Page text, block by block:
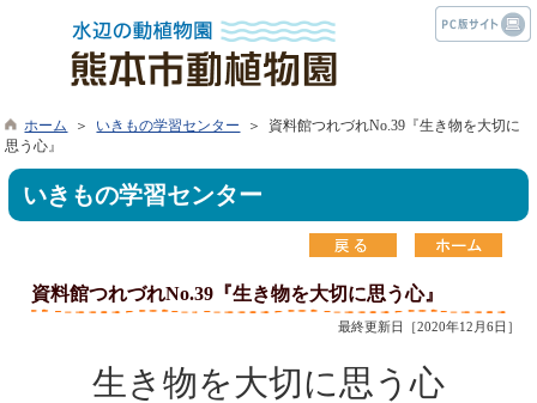
ホーム ＞ いきもの学習センター
＞ 資料館つれづれNo.39『生き物を大切に
思う心』
いきもの学習センター
資料館つれづれNo.39『生き物を大切に思う心』
最終更新日［2020年12月6日］
生き物を大切に思う心